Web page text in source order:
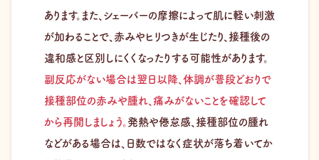
あります。また、シェーバーの摩擦によって肌に軽い刺激
が加わることで、赤みやヒリつきが生じたり、接種後の
違和感と区別しにくくなったりする可能性があります。
副反応がない場合は翌日以降、体調が普段どおりで
接種部位の赤みや腫れ、痛みがないことを確認して
から再開しましょう。 発熱や倦怠感、接種部位の腫れ
などがある場合は、日数ではなく症状が落ち着いてか